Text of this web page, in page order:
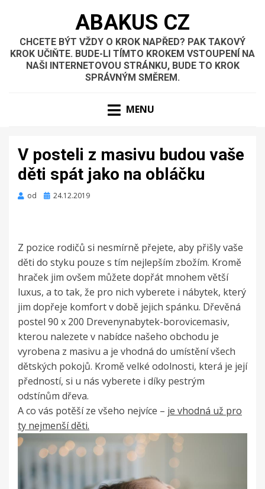
ABAKUS CZ
CHCETE BÝT VŽDY O KROK NAPŘED? PAK TAKOVÝ
KROK UČIŇTE. BUDE-LI TÍMTO KROKEM VSTOUPENÍ NA
NAŠI INTERNETOVOU STRÁNKU, BUDE TO KROK
SPRÁVNÝM SMĚREM.
MENU
V posteli z masivu budou vaše
děti spát jako na obláčku
od
Zveřejněno
24.12.2019
Z pozice rodičů si nesmírně přejete, aby přišly vaše
děti do styku pouze s tím nejlepším zbožím. Kromě
hraček jim ovšem můžete dopřát mnohem větší
luxus, a to tak, že pro nich vyberete i nábytek, který
jim dopřeje komfort v době jejich spánku. Dřevěná
postel 90 x 200 Drevenynabytek-borovicemasiv,
kterou nalezete v nabídce našeho obchodu je
vyrobena z masivu a je vhodná do umístění všech
dětských pokojů. Kromě velké odolnosti, která je její
předností, si u nás vyberete i díky pestrým
odstínům dřeva.
A co vás potěší ze všeho nejvíce – je vhodná už pro
ty nejmenší děti.